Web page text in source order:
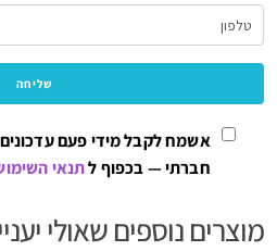
אשמח לקבל מידי פעם
חברתי — בכפוף לתנאי
מוצרים נוספים שאולי